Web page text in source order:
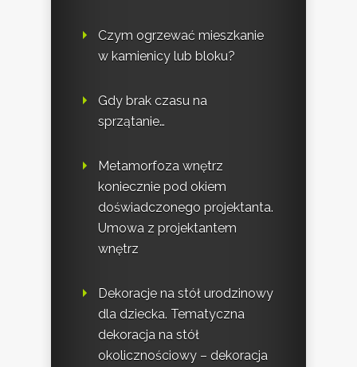
Czym ogrzewać mieszkanie
w kamienicy lub bloku?
Gdy brak czasu na
sprzątanie…
Metamorfoza wnętrz
koniecznie pod okiem
doświadczonego projektanta.
Umowa z projektantem
wnętrz
Dekoracje na stół urodzinowy
dla dziecka. Tematyczna
dekoracja na stół
okolicznościowy – dekoracja